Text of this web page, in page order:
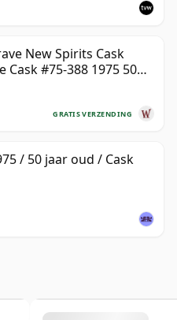
New Spirits Cask
Cask #75-388 1975 50
GRATIS VERZENDING
/ 50 jaar oud / Cask